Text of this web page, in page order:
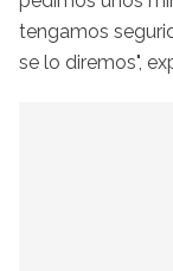
tengamos
se lo diremos",